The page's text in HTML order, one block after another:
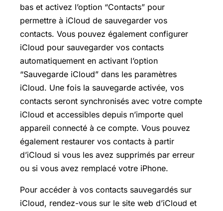
bas et activez l’option “Contacts” pour
permettre à iCloud de sauvegarder vos
contacts. Vous pouvez également configurer
iCloud pour sauvegarder vos contacts
automatiquement en activant l’option
“Sauvegarde iCloud” dans les paramètres
iCloud. Une fois la sauvegarde activée, vos
contacts seront synchronisés avec votre compte
iCloud et accessibles depuis n’importe quel
appareil connecté à ce compte. Vous pouvez
également restaurer vos contacts à partir
d’iCloud si vous les avez supprimés par erreur
ou si vous avez remplacé votre iPhone.
Pour accéder à vos contacts sauvegardés sur
iCloud, rendez-vous sur le site web d’iCloud et